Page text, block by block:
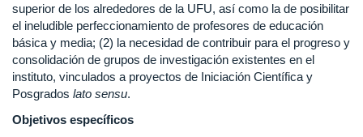
superior de los alrededores de la UFU, así como la de posibilitar
el ineludible perfeccionamiento de profesores de educación
básica y media; (2) la necesidad de contribuir para el progreso y
consolidación de grupos de investigación existentes en el
instituto, vinculados a proyectos de Iniciación Científica y
Posgrados lato sensu.
Objetivos específicos